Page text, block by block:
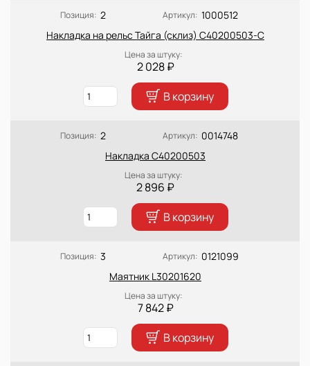
Позиция: 2 Артикул: 1000512
Накладка на рельс Тайга (склиз) C40200503-С
Цена за штуку:
2 028 ₽
В корзину
Позиция: 2 Артикул: 0014748
Накладка C40200503
Цена за штуку:
2 896 ₽
В корзину
Позиция: 3 Артикул: 0121099
Маятник L30201620
Цена за штуку:
7 842 ₽
В корзину